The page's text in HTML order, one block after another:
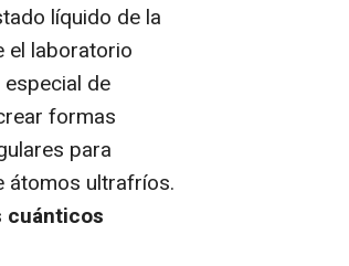
líquido de la
el laboratorio
de
formas
para
átomos ultrafríos.
cuánticos